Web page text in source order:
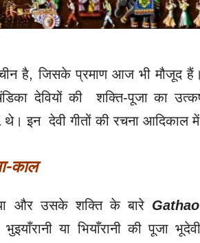
है, जिसके प्रमाण आज भी मौजूद हैं।
देवियों की शक्ति-पूजा का
थे। इन देवी गीतों की रचना आदिकाल में
काल
और उसके शक्ति के बारे
या भियाँरानी की पूजा